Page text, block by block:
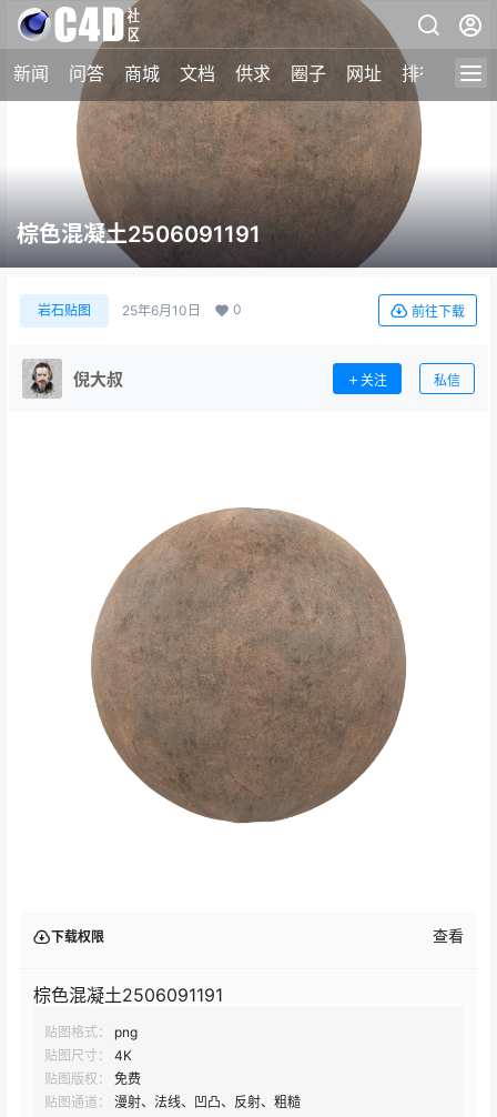
新闻 问答 商城 文档 供求 圈子 网址 排行榜
棕色混凝土2506091191
岩石贴图 25年6月10日 0 前往下载
倪大叔 关注 私信
下载权限 查看
棕色混凝土2506091191
贴图格式：
png
贴图尺寸：
4K
贴图版权：
免费
贴图通道：
漫射、法线、凹凸、反射、粗糙